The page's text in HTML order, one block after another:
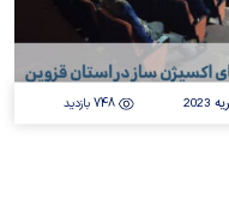
748 بازدید